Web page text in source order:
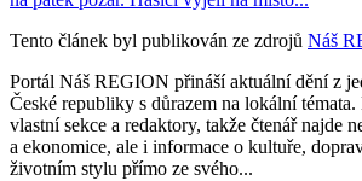
Tento článek byl publikován ze zdrojů Náš
Portál Náš REGION přináší aktuální dění z
České republiky s důrazem na lokální
vlastní sekce a redaktory, takže čtenář najde
a ekonomice, ale i informace o kultuře,
životním stylu přímo ze svého...